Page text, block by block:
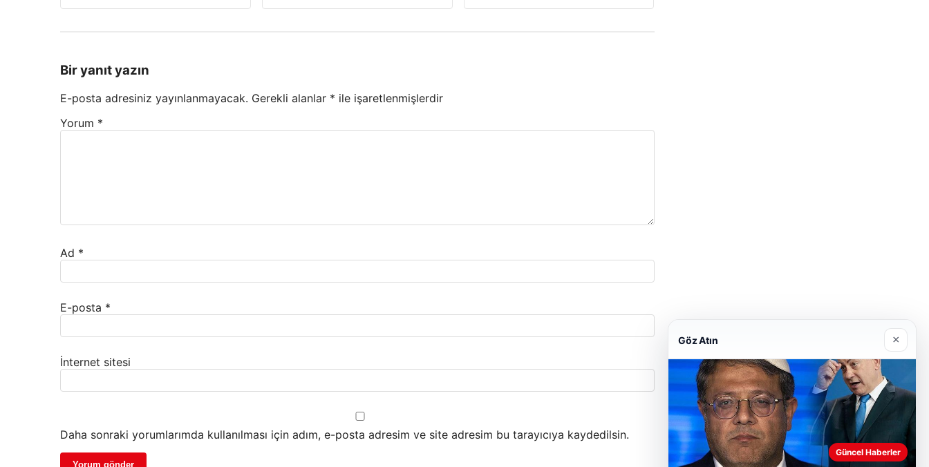
Bir yanıt yazın
E-posta adresiniz yayınlanmayacak. Gerekli alanlar * ile işaretlenmişlerdir
Yorum *
Ad *
E-posta *
İnternet sitesi
Daha sonraki yorumlarımda kullanılması için adım, e-posta adresim ve site adresim bu tarayıcıya kaydedilsin.
Göz Atın ×
Güncel Haberler